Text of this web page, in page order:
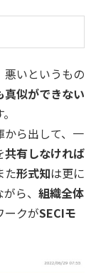
悪いというもの
真似ができない
から出して、一
共有しなければ
た形式知は更に
ら、 組織全体
ークがSECIモ